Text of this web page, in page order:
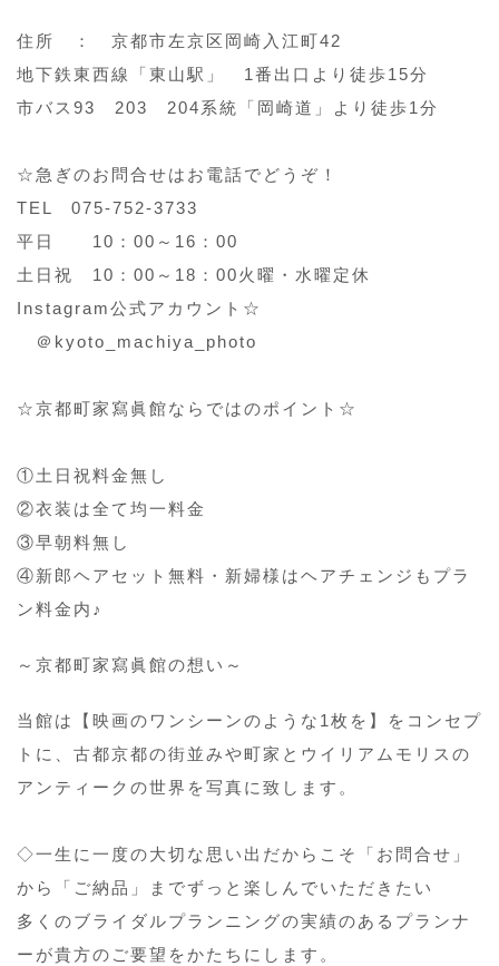
住所 ： 京都市左京区岡崎入江町42
地下鉄東西線「東山駅」 1番出口より徒歩15分
市バス93 203 204系統「岡崎道」より徒歩1分
☆急ぎのお問合せはお電話でどうぞ！
TEL 075-752-3733
平日 10：00～16：00
土日祝 10：00～18：00火曜・水曜定休
Instagram公式アカウント☆
＠kyoto_machiya_photo
☆京都町家寫眞館ならではのポイント☆
①土日祝料金無し
②衣装は全て均一料金
③早朝料無し
④新郎ヘアセット無料・新婦様はヘアチェンジもプラ
ン料金内♪
～京都町家寫眞館の想い～
当館は【映画のワンシーンのような1枚を】をコンセプ
トに、古都京都の街並みや町家とウイリアムモリスの
アンティークの世界を写真に致します。
◇一生に一度の大切な思い出だからこそ「お問合せ」
から「ご納品」までずっと楽しんでいただきたい
多くのブライダルプランニングの実績のあるプランナ
ーが貴方のご要望をかたちにします。